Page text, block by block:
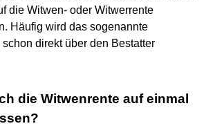
die Witwen- oder Witwerrente
Häufig wird das sogenannte
direkt über den Bestatter
die Witwenrente auf einmal